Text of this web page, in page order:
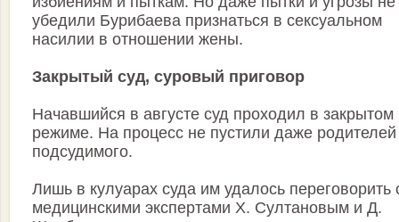
убедили Бурибаева признаться в сексуальном
насилии в отношении жены.
Закрытый суд, суровый приговор
Начавшийся в августе суд проходил в закрытом
режиме. На процесс не пустили даже родителей
подсудимого.
Лишь в кулуарах суда им удалось переговорить
медицинскими экспертами Х. Султановым и Д.